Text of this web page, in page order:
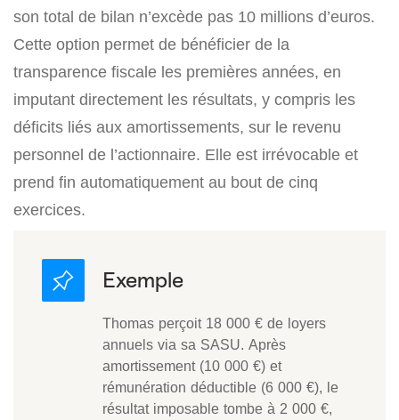
son total de bilan n’excède pas 10 millions d’euros.
Cette option permet de bénéficier de la
transparence fiscale les premières années, en
imputant directement les résultats, y compris les
déficits liés aux amortissements, sur le revenu
personnel de l’actionnaire. Elle est irrévocable et
prend fin automatiquement au bout de cinq
exercices.
Thomas perçoit 18 000 € de loyers
annuels via sa SASU. Après
amortissement (10 000 €) et
rémunération déductible (6 000 €), le
résultat imposable tombe à 2 000 €,